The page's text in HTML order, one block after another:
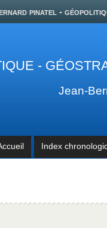
pinatel -
-
Jean-
Index